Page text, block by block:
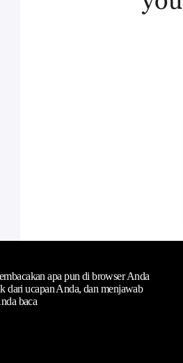
apa pun di browser Anda
dari ucapan Anda, dan menjawab
baca